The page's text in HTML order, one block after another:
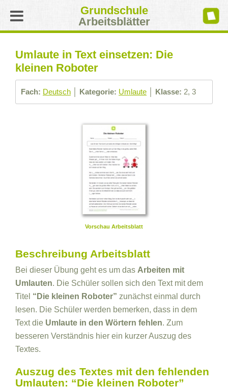
Grundschule
Arbeitsblätter
Umlaute in Text einsetzen: Die
kleinen Roboter
Fach: Deutsch Kategorie: Umlaute Klasse: 2, 3
Vorschau Arbeitsblatt
Beschreibung Arbeitsblatt
Bei dieser Übung geht es um das Arbeiten mit
Umlauten. Die Schüler sollen sich den Text mit dem
Titel “Die kleinen Roboter” zunächst einmal durch
lesen. Die Schüler werden bemerken, dass in dem
Text die Umlaute in den Wörtern fehlen. Zum
besseren Verständnis hier ein kurzer Auszug des
Textes.
Auszug des Textes mit den fehlenden
Umlauten: “Die kleinen Roboter”